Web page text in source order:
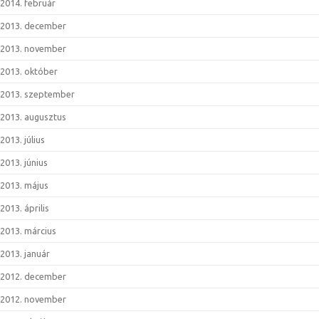
2014. február
2013. december
2013. november
2013. október
2013. szeptember
2013. augusztus
2013. július
2013. június
2013. május
2013. április
2013. március
2013. január
2012. december
2012. november